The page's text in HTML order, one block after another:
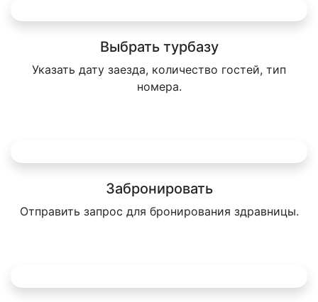
Выбрать турбазу
Указать дату заезда, количество гостей, тип
номера.
Забронировать
Отправить запрос для бронирования здравницы.